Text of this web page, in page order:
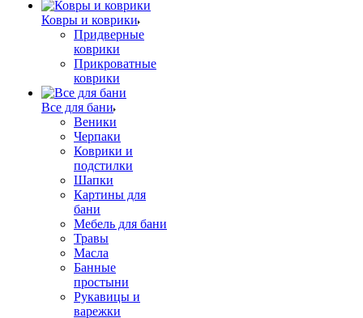
Ковры и коврики
Придверные
коврики
Прикроватные
коврики
Все для бани
Веники
Черпаки
Коврики и
подстилки
Шапки
Картины для
бани
Мебель для бани
Травы
Масла
Банные
простыни
Рукавицы и
варежки